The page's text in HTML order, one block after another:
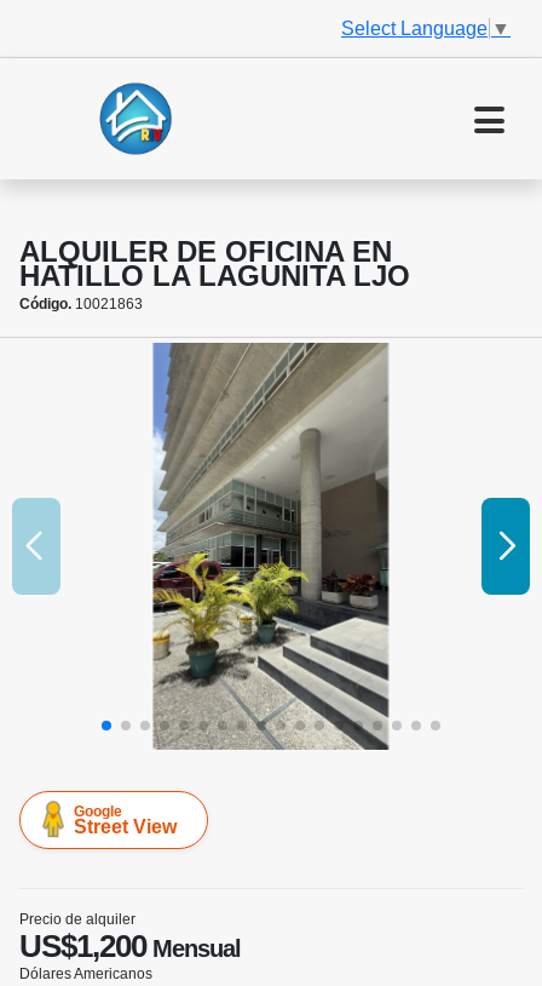
Select Language ▼
ALQUILER DE OFICINA EN
HATILLO LA LAGUNITA LJO
Código. 10021863
Google
Street View
Precio de alquiler
US$1,200Mensual
Dólares Americanos